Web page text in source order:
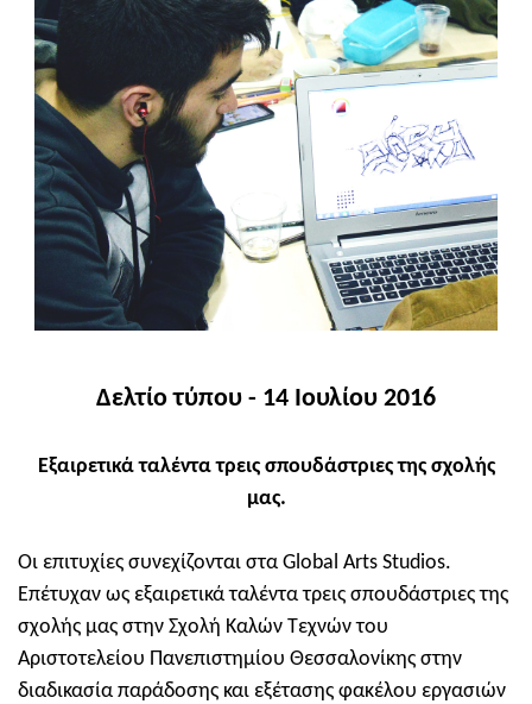
Δελτίο τύπου - 14 Ιουλίου 2016
Εξαιρετικά ταλέντα τρεις σπουδάστριες της σχολής
μας.
Οι επιτυχίες συνεχίζονται στα Global Arts Studios.
Επέτυχαν ως εξαιρετικά ταλέντα τρεις σπουδάστριες της
σχολής μας στην Σχολή Καλών Τεχνών του
Αριστοτελείου Πανεπιστημίου Θεσσαλονίκης στην
διαδικασία παράδοσης και εξέτασης φακέλου εργασιών